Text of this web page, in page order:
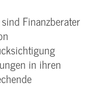
Finanzberater
in ihren